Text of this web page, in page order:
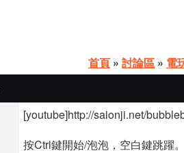
首頁 » 討論區 » 電
[youtube]http://saionji.net/
按Ctrl鍵開始/泡泡，空白鍵跳躍。